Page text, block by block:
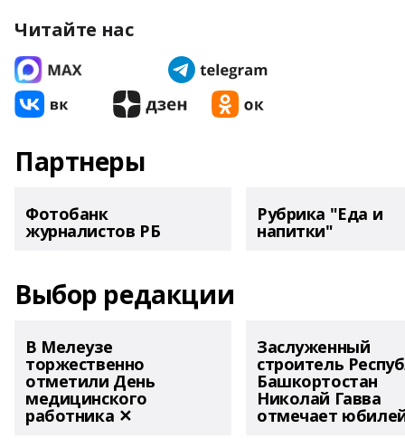
Читайте нас
Партнеры
Фотобанк
журналистов РБ
Рубрика "Еда и
напитки"
Выбор редакции
В Мелеузе
торжественно
отметили День
медицинского
работника ✕
Заслуженный
строитель
Башкортостан
Николай Гавва
отмечает